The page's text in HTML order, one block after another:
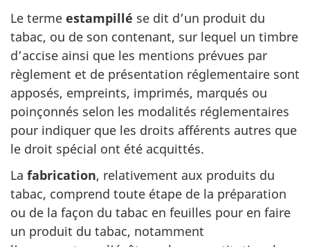
Le terme estampillé se dit d’un produit du
tabac, ou de son contenant, sur lequel un timbre
d’accise ainsi que les mentions prévues par
règlement et de présentation réglementaire sont
apposés, empreints, imprimés, marqués ou
poinçonnés selon les modalités réglementaires
pour indiquer que les droits afférents autres que
le droit spécial ont été acquittés.
La fabrication, relativement aux produits du
tabac, comprend toute étape de la préparation
ou de la façon du tabac en feuilles pour en faire
un produit du tabac, notamment